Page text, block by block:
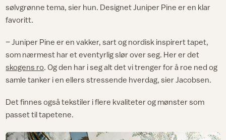
sølvgrønne tema, sier hun. Designet Juniper Pine er en klar
favoritt.
– Juniper Pine er en vakker, sart og nordisk inspirert tapet,
som nærmest har et eventyrlig slør over seg. Her er det
skogens ro. Og den har i seg alt det vi trenger for å roe ned og
samle tanker i en ellers stressende hverdag, sier Jacobsen.
Det finnes også tekstiler i flere kvaliteter og mønster som
passet til tapetene.